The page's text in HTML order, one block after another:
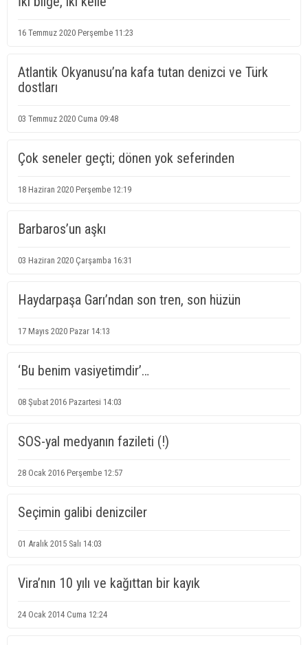
16 Temmuz 2020 Perşembe 11:23
Atlantik Okyanusu’na kafa tutan denizci ve Türk
dostları
03 Temmuz 2020 Cuma 09:48
Çok seneler geçti; dönen yok seferinden
18 Haziran 2020 Perşembe 12:19
Barbaros’un aşkı
03 Haziran 2020 Çarşamba 16:31
Haydarpaşa Garı’ndan son tren, son hüzün
17 Mayıs 2020 Pazar 14:13
‘Bu benim vasiyetimdir’…
08 Şubat 2016 Pazartesi 14:03
SOS-yal medyanın fazileti (!)
28 Ocak 2016 Perşembe 12:57
Seçimin galibi denizciler
01 Aralık 2015 Salı 14:03
Vira’nın 10 yılı ve kağıttan bir kayık
24 Ocak 2014 Cuma 12:24